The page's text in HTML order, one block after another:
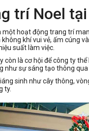
trí Noel
hoạt động trang trí
khí vui vẻ, ấm cúng
suất làm việc.
còn là cơ hội để công ty
như sự sáng tạo thông
sinh như cây thông,
ty.